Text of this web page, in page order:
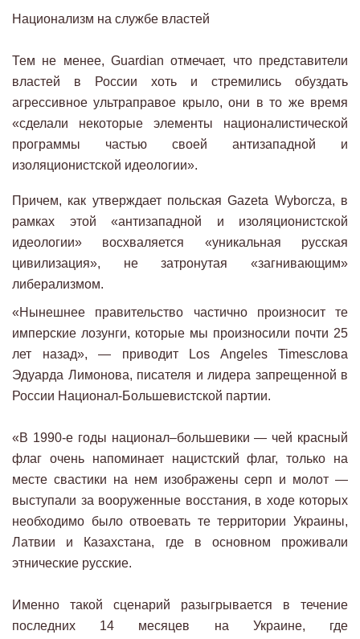
Национализм на службе властей
Тем не менее, Guardian отмечает, что представители
властей в России хоть и стремились обуздать
агрессивное ультраправое крыло, они в то же время
«сделали некоторые элементы националистической
программы частью своей антизападной и
изоляционистской идеологии».
Причем, как утверждает польская Gazeta Wyborcza, в
рамках этой «антизападной и изоляционистской
идеологии» восхваляется «уникальная русская
цивилизация», не затронутая «загнивающим»
либерализмом.
«Нынешнее правительство частично произносит те
имперские лозунги, которые мы произносили почти 25
лет назад», — приводит Los Angeles Timesслова
Эдуарда Лимонова, писателя и лидера запрещенной в
России Национал-Большевистской партии.
«В 1990-е годы национал–большевики — чей красный
флаг очень напоминает нацистский флаг, только на
месте свастики на нем изображены серп и молот —
выступали за вооруженные восстания, в ходе которых
необходимо было отвоевать те территории Украины,
Латвии и Казахстана, где в основном проживали
этнические русские.
Именно такой сценарий разыгрывается в течение
последних 14 месяцев на Украине, где